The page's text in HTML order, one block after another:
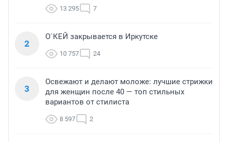
13 295 7
2
О`КЕЙ закрывается в Иркутске
10 757 24
3
Освежают и делают моложе: лучшие стрижки
для женщин после 40 — топ стильных
вариантов от стилиста
8 597 2